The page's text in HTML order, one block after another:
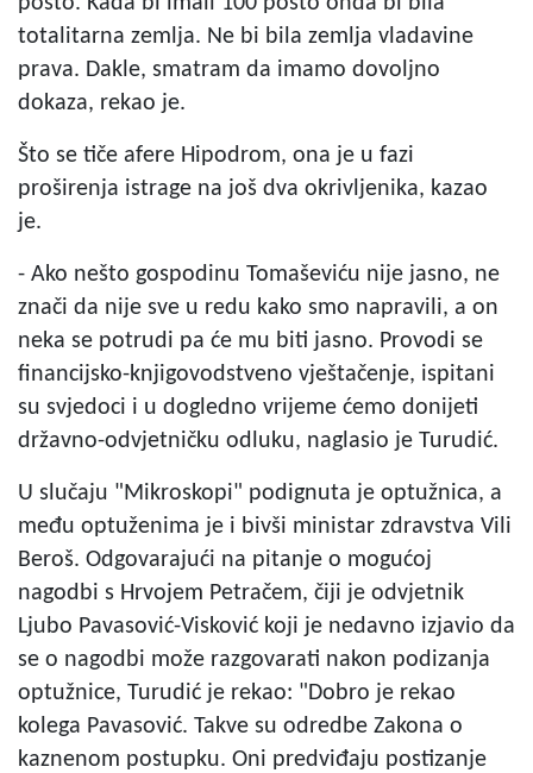
totalitarna zemlja. Ne bi bila zemlja vladavine
prava. Dakle, smatram da imamo dovoljno
dokaza, rekao je.
Što se tiče afere Hipodrom, ona je u fazi
proširenja istrage na još dva okrivljenika, kazao
je.
- Ako nešto gospodinu Tomaševiću nije jasno, ne
znači da nije sve u redu kako smo napravili, a on
neka se potrudi pa će mu biti jasno. Provodi se
financijsko-knjigovodstveno vještačenje, ispitani
su svjedoci i u dogledno vrijeme ćemo donijeti
državno-odvjetničku odluku, naglasio je Turudić.
U slučaju "Mikroskopi" podignuta je optužnica, a
među optuženima je i bivši ministar zdravstva Vili
Beroš. Odgovarajući na pitanje o mogućoj
nagodbi s Hrvojem Petračem, čiji je odvjetnik
Ljubo Pavasović-Visković koji je nedavno izjavio da
se o nagodbi može razgovarati nakon podizanja
optužnice, Turudić je rekao: "Dobro je rekao
kolega Pavasović. Takve su odredbe Zakona o
kaznenom postupku. Oni predviđaju postizanje